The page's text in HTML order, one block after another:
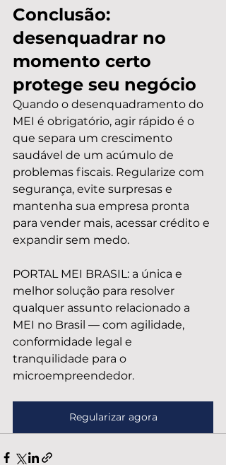
Conclusão:
desenquadrar no
momento certo
protege seu negócio
Quando o desenquadramento do
MEI é obrigatório, agir rápido é o
que separa um crescimento
saudável de um acúmulo de
problemas fiscais. Regularize com
segurança, evite surpresas e
mantenha sua empresa pronta
para vender mais, acessar crédito e
expandir sem medo.
PORTAL MEI BRASIL: a única e
melhor solução para resolver
qualquer assunto relacionado a
MEI no Brasil — com agilidade,
conformidade legal e
tranquilidade para o
microempreendedor.
Regularizar agora